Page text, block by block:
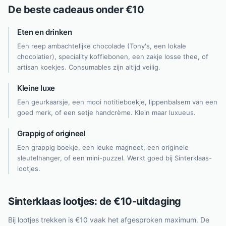
De beste cadeaus onder €10
Eten en drinken
Een reep ambachtelijke chocolade (Tony's, een lokale
chocolatier), speciality koffiebonen, een zakje losse thee, of
artisan koekjes. Consumables zijn altijd veilig.
Kleine luxe
Een geurkaarsje, een mooi notitieboekje, lippenbalsem van een
goed merk, of een setje handcrème. Klein maar luxueus.
Grappig of origineel
Een grappig boekje, een leuke magneet, een originele
sleutelhanger, of een mini-puzzel. Werkt goed bij Sinterklaas-
lootjes.
Sinterklaas lootjes: de €10-uitdaging
Bij lootjes trekken is €10 vaak het afgesproken maximum. De